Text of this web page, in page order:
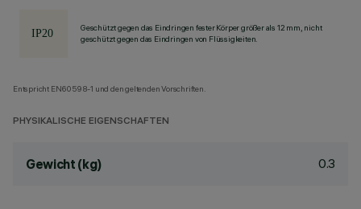
Geschützt gegen das Eindringen fester Körper größer als 12 mm, nicht
geschützt gegen das Eindringen von Flüssigkeiten.
Entspricht EN60598-1 und den geltenden Vorschriften.
PHYSIKALISCHE EIGENSCHAFTEN
Gewicht (kg) 0.3